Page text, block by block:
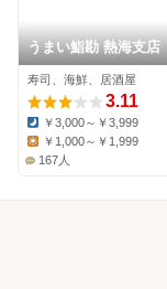
うまい鮨勘 熱海支店
寿司、海鮮、居酒屋
3.11
Dinner:
￥3,000～￥3,999
￥1,000～￥1,999
167人